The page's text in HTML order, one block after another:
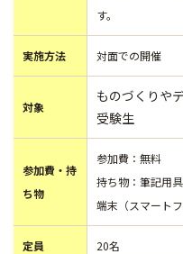
す。
実施方法 対面での開催
対象
ものづくりや
受験生
参加費・持
ち物
参加費：無料
持ち物：筆記用
端末（スマートフ
定員 20名